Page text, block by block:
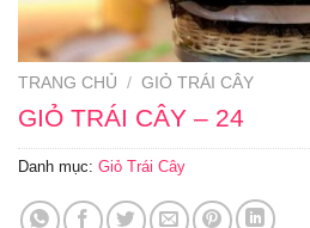
TRANG CHỦ / GIỎ TRÁI CÂY
GIỎ TRÁI CÂY – 24
Danh mục: Giỏ Trái Cây